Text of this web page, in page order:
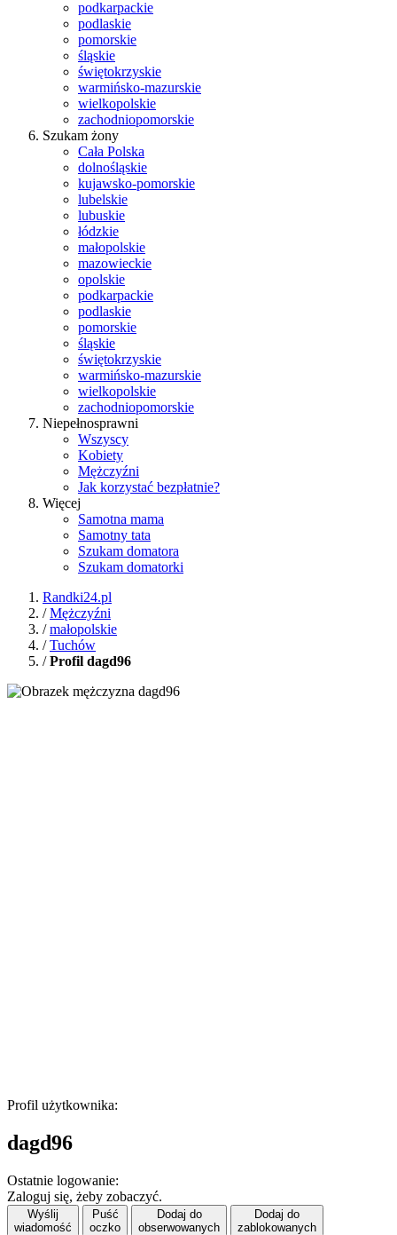
podkarpackie
podlaskie
pomorskie
śląskie
świętokrzyskie
warmińsko-mazurskie
wielkopolskie
zachodniopomorskie
Szukam żony
Cała Polska
dolnośląskie
kujawsko-pomorskie
lubelskie
lubuskie
łódzkie
małopolskie
mazowieckie
opolskie
podkarpackie
podlaskie
pomorskie
śląskie
świętokrzyskie
warmińsko-mazurskie
wielkopolskie
zachodniopomorskie
Niepełnosprawni
Wszyscy
Kobiety
Mężczyźni
Jak korzystać bezpłatnie?
Więcej
Samotna mama
Samotny tata
Szukam domatora
Szukam domatorki
Randki24.pl
/Mężczyźni
/małopolskie
/Tuchów
/Profil dagd96
Profil użytkownika:
dagd96
Ostatnie logowanie:
Zaloguj się, żeby zobaczyć.
Wyślij
wiadomość
Puść
oczko
Dodaj do
obserwowanych
Dodaj do
zablokowanych